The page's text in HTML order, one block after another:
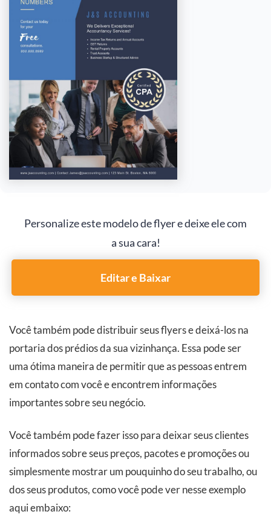
Personalize este modelo de flyer e deixe ele com
a sua cara!
Editar e Baixar
Você também pode distribuir seus flyers e deixá-los na
portaria dos prédios da sua vizinhança. Essa pode ser
uma ótima maneira de permitir que as pessoas entrem
em contato com você e encontrem informações
importantes sobre seu negócio.
Você também pode fazer isso para deixar seus clientes
informados sobre seus preços, pacotes e promoções ou
simplesmente mostrar um pouquinho do seu trabalho, ou
dos seus produtos, como você pode ver nesse exemplo
aqui embaixo: